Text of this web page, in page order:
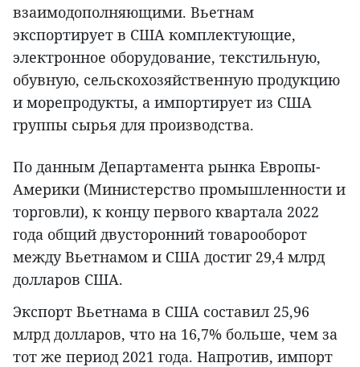
взаимодополняющими. Вьетнам
экспортирует в США комплектующие,
электронное оборудование, текстильную,
обувную, сельскохозяйственную продукцию
и морепродукты, а импортирует из США
группы сырья для производства.
По данным Департамента рынка Европы-
Америки (Министерство промышленности и
торговли), к концу первого квартала 2022
года общий двусторонний товарооборот
между Вьетнамом и США достиг 29,4 млрд
долларов США.
Экспорт Вьетнама в США составил 25,96
млрд долларов, что на 16,7% больше, чем за
тот же период 2021 года. Напротив, импорт